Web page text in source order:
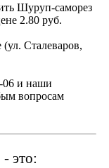
Шуруп-саморез
2.80 руб.
Сталеваров,
06 и наши
вопросам
это: